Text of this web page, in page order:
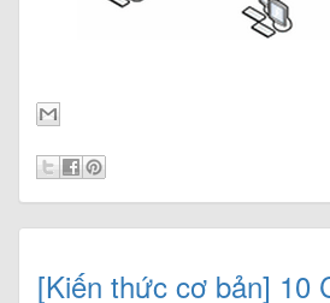
[Kiến thức cơ bản] 10